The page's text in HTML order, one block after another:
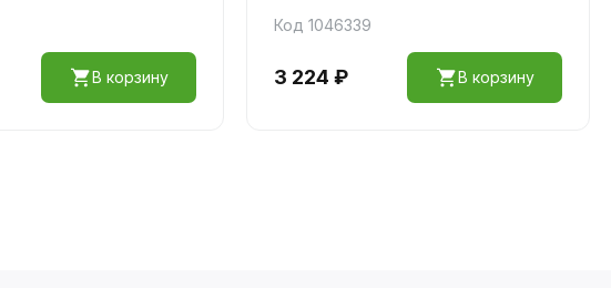
В корзину
Код 1046339
3 224 ₽ В корзину